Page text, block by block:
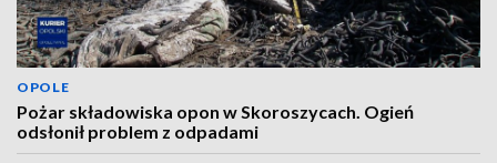
OPOLE
Pożar składowiska opon w Skoroszycach. Ogień
odsłonił problem z odpadami